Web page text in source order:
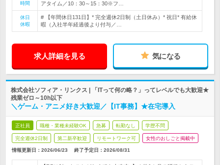
時間
アタイム／10：30～15：30※フ…
休日
休暇
# 【年間休日131日】* 完全週休2日制（土日休み）* 祝日* 有給休
暇（入社半年経過後より付与／…
求人詳細を見る 気になる
株式会社ソフィア・リンクス | 「ITって何の略？」ってレベルでも大歓迎★
残業ゼロ～10h以下
＼ゲーム・アニメ好き大歓迎／【IT事務】★在宅導入
正社員 職種・業種未経験OK 急募 転勤なし 学歴不問
完全週休2日制 第二新卒歓迎 リモートワーク可 女性のおしごと掲載中
情報更新日：2026/06/23 終了予定日： 2026/08/31